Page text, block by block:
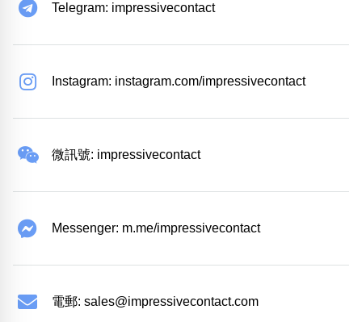
Telegram: impressivecontact
Instagram: instagram.com/impressivecontact
微訊號: impressivecontact
Messenger: m.me/impressivecontact
電郵: sales@impressivecontact.com